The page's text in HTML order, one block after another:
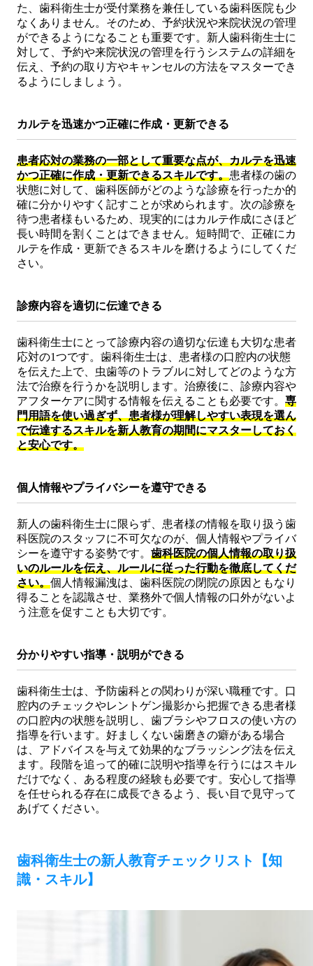
た、歯科衛生士が受付業務を兼任している歯科医院も少
なくありません。そのため、予約状況や来院状況の管理
ができるようになることも重要です。新人歯科衛生士に
対して、予約や来院状況の管理を行うシステムの詳細を
伝え、予約の取り方やキャンセルの方法をマスターでき
るようにしましょう。
カルテを迅速かつ正確に作成・更新できる
患者応対の業務の一部として重要な点が、カルテを迅速
かつ正確に作成・更新できるスキルです。患者様の歯の
状態に対して、歯科医師がどのような診療を行ったか的
確に分かりやすく記すことが求められます。次の診療を
待つ患者様もいるため、現実的にはカルテ作成にさほど
長い時間を割くことはできません。短時間で、正確にカ
ルテを作成・更新できるスキルを磨けるようにしてくだ
さい。
診療内容を適切に伝達できる
歯科衛生士にとって診療内容の適切な伝達も大切な患者
応対の1つです。歯科衛生士は、患者様の口腔内の状態
を伝えた上で、虫歯等のトラブルに対してどのような方
法で治療を行うかを説明します。治療後に、診療内容や
アフターケアに関する情報を伝えることも必要です。 専
門用語を使い過ぎず、患者様が理解しやすい表現を選ん
で伝達するスキルを新人教育の期間にマスターしておく
と安心です。
個人情報やプライバシーを遵守できる
新人の歯科衛生士に限らず、患者様の情報を取り扱う歯
科医院のスタッフに不可欠なのが、個人情報やプライバ
シーを遵守する姿勢です。 歯科医院の個人情報の取り扱
いのルールを伝え、ルールに従った行動を徹底してくだ
さい。個人情報漏洩は、歯科医院の閉院の原因ともなり
得ることを認識させ、業務外で個人情報の口外がないよ
う注意を促すことも大切です。
分かりやすい指導・説明ができる
歯科衛生士は、予防歯科との関わりが深い職種です。口
腔内のチェックやレントゲン撮影から把握できる患者様
の口腔内の状態を説明し、歯ブラシやフロスの使い方の
指導を行います。好ましくない歯磨きの癖がある場合
は、アドバイスを与えて効果的なブラッシング法を伝え
ます。段階を追って的確に説明や指導を行うにはスキル
だけでなく、ある程度の経験も必要です。安心して指導
を任せられる存在に成長できるよう、長い目で見守って
あげてください。
歯科衛生士の新人教育チェックリスト【知
識・スキル】